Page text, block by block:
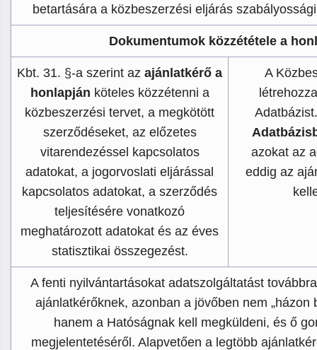
betartására a közbeszerzési eljárás
Dokumentumok közzététele a
Kbt. 31. §-a szerint az ajánlatkérő a
honlapján köteles közzétenni a
közbeszerzési tervet, a megkötött
szerződéseket, az előzetes
vitarendezéssel kapcsolatos
adatokat, a jogorvoslati eljárással
kapcsolatos adatokat, a szerződés
teljesítésére vonatkozó
meghatározott adatokat és az éves
statisztikai összegezést.
A
azokat az
eddig az
A fenti nyilvántartásokat adatszolgáltatást
ajánlatkérőknek, azonban a jövőben nem „házon
hanem a Hatóságnak kell megküldeni, és ő
megjelentetéséről. Alapvetően a legtöbb